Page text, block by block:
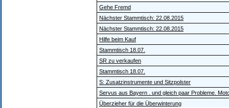
Gehe Fremd
Nächster Stammtisch: 22.08.2015
Nächster Stammtisch: 22.08.2015
Hilfe beim Kauf
Stammtisch 18.07.
SR zu verkaufen
Stammtisch 18.07.
S: Zusatzinstrumente und Sitzpolster
Servus aus Bayern . und gleich paar Probleme.
Überzieher für die Überwinterung